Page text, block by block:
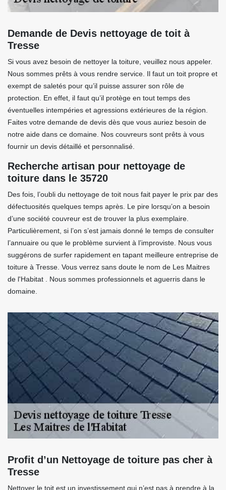
Demande de Devis nettoyage de toit à
Tresse
Si vous avez besoin de nettoyer la toiture, veuillez nous appeler.
Nous sommes prêts à vous rendre service. Il faut un toit propre et
exempt de saletés pour qu’il puisse assurer son rôle de
protection. En effet, il faut qu’il protège en tout temps des
éventuelles intempéries et agressions extérieures de la région.
Faites votre demande de devis dès que vous auriez besoin de
notre aide dans ce domaine. Nos couvreurs sont prêts à vous
fournir un devis détaillé et personnalisé.
Recherche artisan pour nettoyage de
toiture dans le 35720
Des fois, l’oubli du nettoyage de toit nous fait payer le prix par des
défectuosités quelques temps après. Le pire lorsqu’on a besoin
d’une société couvreur est de trouver la plus exemplaire.
Particulièrement, si l’on s’est jamais donné le temps de consulter
l’annuaire ou que le problème survient à l’improviste. Nous vous
suggérons de surfer rapidement en tapant meilleure entreprise de
toiture à Tresse. Vous verrez sans doute le nom de Les Maitres
de l'Habitat . Nous sommes professionnels et aguerris dans le
domaine.
Profit d’un Nettoyage de toiture pas cher à
Tresse
Nettoyer le toit est un investissement qui n’est pas à prendre à la